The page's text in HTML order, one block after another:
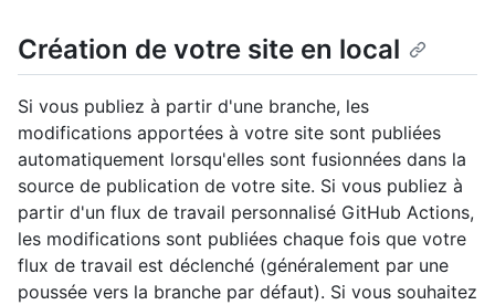
Création de votre site en local
Si vous publiez à partir d'une branche, les
modifications apportées à votre site sont publiées
automatiquement lorsqu'elles sont fusionnées dans la
source de publication de votre site. Si vous publiez à
partir d'un flux de travail personnalisé GitHub Actions,
les modifications sont publiées chaque fois que votre
flux de travail est déclenché (généralement par une
poussée vers la branche par défaut). Si vous souhaitez